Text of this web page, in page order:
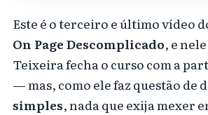
Este é o terceiro e último vídeo
On Page Descomplicado, e
Teixeira fecha o curso com a
— mas, como ele faz questão de
simples, nada que exija mexer